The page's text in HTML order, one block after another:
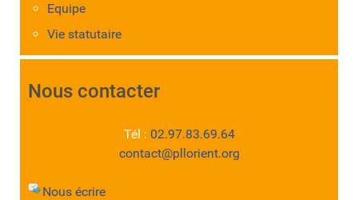
Equipe
Vie statutaire
Nous contacter
Tél : 02.97.83.69.64
contact@pllorient.org
Nous écrire